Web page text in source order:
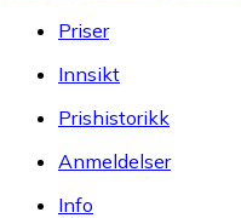
Priser
Innsikt
Prishistorikk
Anmeldelser
Info